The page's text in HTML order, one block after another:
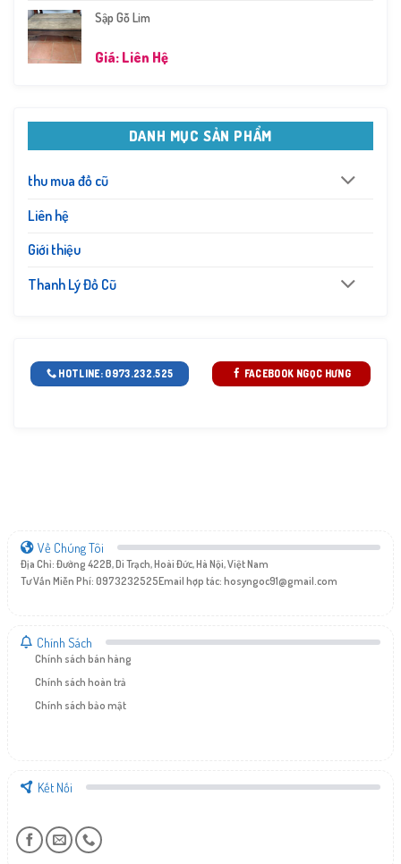
Sập Gỗ Lim
Giá: Liên Hệ
DANH MỤC SẢN PHẨM
thu mua đồ cũ
Liên hệ
Giới thiệu
Thanh Lý Đồ Cũ
HOTLINE: 0973.232.525 FACEBOOK NGỌC HƯNG
Về Chúng Tôi
Địa Chỉ: Đường 422B, Di Trạch, Hoài Đức, Hà Nội, Việt Nam
Tư Vấn Miễn Phí: 0973232525Email hợp tác: hosyngoc91@gmail.com
Chính Sách
Chính sách bán hàng
Chính sách hoàn trả
Chính sách bảo mật
Kết Nối